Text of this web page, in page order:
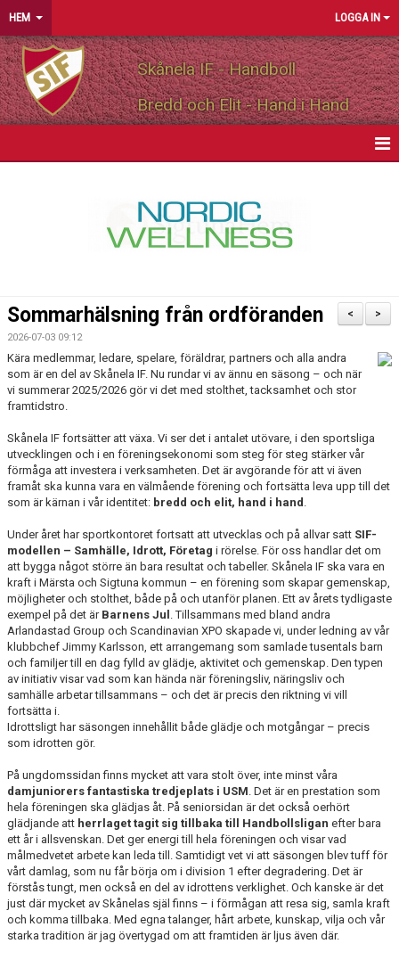
HEM LOGGA IN
Skånela IF - Handboll
Bredd och Elit - Hand i Hand
PARTNERS
MATCHER
KALENDER
KONTAKT LAG
DOMARE/FUNKTIONÄRER
DOKUMENT
LÄNKAR
KORTPLANSSPELEN
>
<
Sommarhälsning från ordföranden
2026-07-03 09:12
Kära medlemmar, ledare, spelare, föräldrar, partners och alla andra
som är en del av Skånela IF. Nu rundar vi av ännu en säsong – och när
vi summerar 2025/2026 gör vi det med stolthet, tacksamhet och stor
framtidstro.
Skånela IF fortsätter att växa. Vi ser det i antalet utövare, i den sportsliga
utvecklingen och i en föreningsekonomi som steg för steg stärker vår
förmåga att investera i verksamheten. Det är avgörande för att vi även
framåt ska kunna vara en välmående förening och fortsätta leva upp till det
som är kärnan i vår identitet: bredd och elit, hand i hand .
Under året har sportkontoret fortsatt att utvecklas och på allvar satt SIF-
modellen – Samhälle, Idrott, Företag i rörelse. För oss handlar det om
att bygga något större än bara resultat och tabeller. Skånela IF ska vara en
kraft i Märsta och Sigtuna kommun – en förening som skapar gemenskap,
möjligheter och stolthet, både på och utanför planen. Ett av årets tydligaste
exempel på det är Barnens Jul . Tillsammans med bland andra
Arlandastad Group och Scandinavian XPO skapade vi, under ledning av vår
klubbchef Jimmy Karlsson, ett arrangemang som samlade tusentals barn
och familjer till en dag fylld av glädje, aktivitet och gemenskap. Den typen
av initiativ visar vad som kan hända när föreningsliv, näringsliv och
samhälle arbetar tillsammans – och det är precis den riktning vi vill
fortsätta i.
Idrottsligt har säsongen innehållit både glädje och motgångar – precis
som idrotten gör.
På ungdomssidan finns mycket att vara stolt över, inte minst våra
damjuniorers fantastiska tredjeplats i USM. Det är en prestation som
hela föreningen ska glädjas åt. På seniorsidan är det också oerhört
glädjande att herrlaget tagit sig tillbaka till Handbollsligan efter bara
ett år i allsvenskan. Det ger energi till hela föreningen och visar vad
målmedvetet arbete kan leda till. Samtidigt vet vi att säsongen blev tuff för
vårt damlag, som nu får börja om i division 1 efter degradering. Det är
förstås tungt, men också en del av idrottens verklighet. Och kanske är det
just där mycket av Skånelas själ finns – i förmågan att resa sig, samla kraft
och komma tillbaka. Med egna talanger, hårt arbete, kunskap, vilja och vår
starka tradition är jag övertygad om att framtiden är ljus även där.